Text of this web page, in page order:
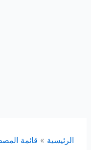
الرئيسية قائمة